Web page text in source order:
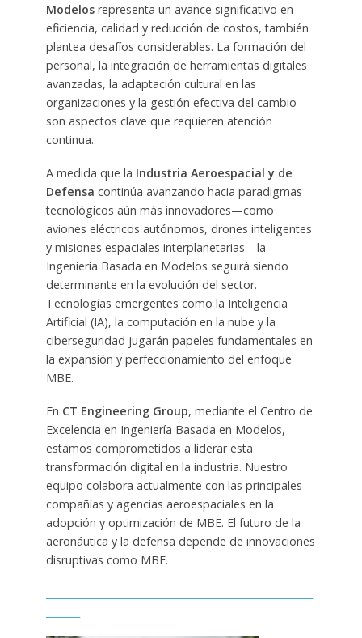
Modelosrepresenta un avance significativo en
eficiencia, calidad y reducción de costos, también
plantea desafíos considerables. La formación del
personal, la integración de herramientas digitales
avanzadas, la adaptación cultural en las
organizaciones y la gestión efectiva del cambio
son aspectos clave que requieren atención
continua.
A medida que la Industria Aeroespacial y de
Defensa continúa avanzando hacia paradigmas
tecnológicos aún más innovadores—como
aviones eléctricos autónomos, drones inteligentes
y misiones espaciales interplanetarias—la
Ingeniería Basada en Modelos seguirá siendo
determinante en la evolución del sector.
Tecnologías emergentes como la Inteligencia
Artificial (IA), la computación en la nube y la
ciberseguridad jugarán papeles fundamentales en
la expansión y perfeccionamiento del enfoque
MBE.
En CT Engineering Group, mediante el Centro de
Excelencia en Ingeniería Basada en Modelos,
estamos comprometidos a liderar esta
transformación digital en la industria. Nuestro
equipo colabora actualmente con las principales
compañías y agencias aeroespaciales en la
adopción y optimización de MBE. El futuro de la
aeronáutica y la defensa depende de innovaciones
disruptivas como MBE.